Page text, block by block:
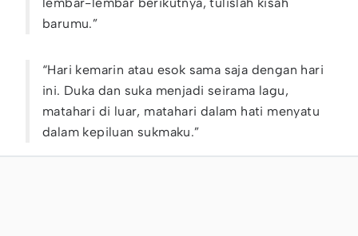
barumu.”
“Hari kemarin atau esok sama saja dengan hari
ini. Duka dan suka menjadi seirama lagu,
matahari di luar, matahari dalam hati menyatu
dalam kepiluan sukmaku.”